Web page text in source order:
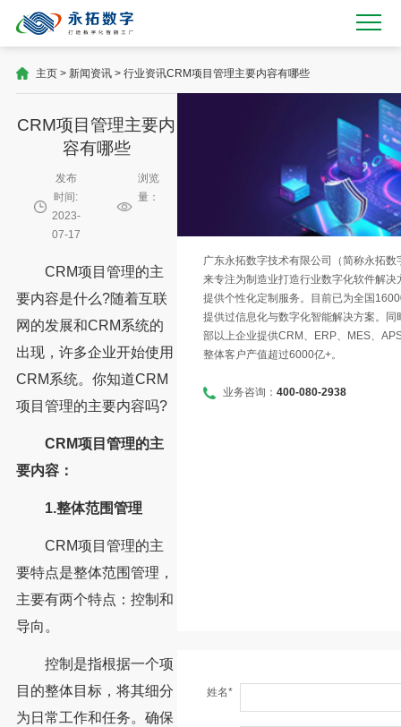
主页> 新闻资讯> 行业资讯CRM项目管理主要内容有哪些
CRM项目管理主要内
容有哪些
发布
时间:
2023-
07-17
浏览
量：
CRM项目管理的主
要内容是什么?随着互联
网的发展和CRM系统的
出现，许多企业开始使用
CRM系统。你知道CRM
项目管理的主要内容吗?
CRM项目管理的主
要内容：
1.整体范围管理
CRM项目管理的主
要特点是整体范围管理，
主要有两个特点：控制和
导向。
控制是指根据一个项
目的整体目标，将其细分
为日常工作和任务。确保
广东永拓数字技术有限公司（简称永拓
来专注为制造业打造行业数字化软件解决
提供个性化定制服务。目前已为全国
提供过信息化与数字化智能解决方案。
部以上企业提供CRM、ERP、MES、
整体客户产值超过6000亿+。
业务咨询： 400-080-2938
姓名*